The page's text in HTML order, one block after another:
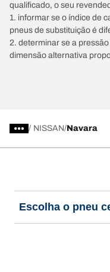
qualificado, o seu
1. informar se o índice de
pneus de substituição é
2. determinar se a
dimensão alternativa
/ NISSAN Navara
Escolha o pneu